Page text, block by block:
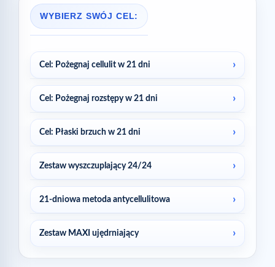
WYBIERZ SWÓJ CEL:
Cel: Pożegnaj cellulit w 21 dni
Cel: Pożegnaj rozstępy w 21 dni
Cel: Płaski brzuch w 21 dni
Zestaw wyszczuplający 24/24
21-dniowa metoda antycellulitowa
Zestaw MAXI ujędrniający